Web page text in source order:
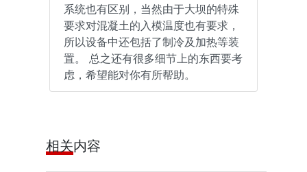
系统也有区别，当然由于大坝的特殊
要求对混凝土的入模温度也有要求，
所以设备中还包括了制冷及加热等装
置。 总之还有很多细节上的东西要考
虑，希望能对你有所帮助。
相关内容